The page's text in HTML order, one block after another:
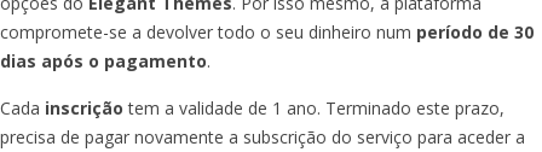
compromete-se a devolver todo o seu dinheiro num período de 30
dias após o pagamento.
Cada inscriçãotem a validade de 1 ano. Terminado este prazo,
precisa de pagar novamente a subscrição do serviço para aceder a